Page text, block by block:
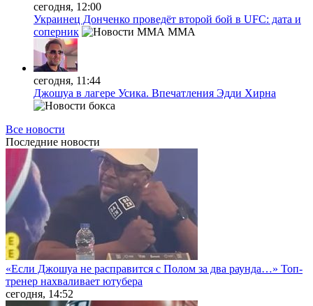
сегодня, 12:00
Украинец Донченко проведёт второй бой в UFC: дата и
соперник
MMA
сегодня, 11:44
Джошуа в лагере Усика. Впечатления Эдди Хирна
Все новости
Последние новости
«Если Джошуа не расправится с Полом за два раунда…» Топ-
тренер нахваливает ютубера
сегодня, 14:52